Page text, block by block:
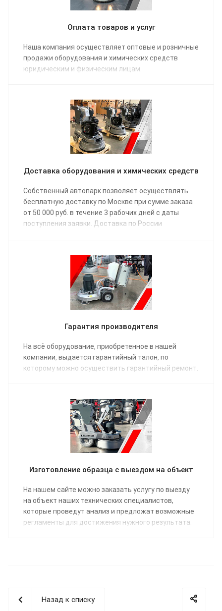
Оплата товаров и услуг
Наша компания осуществляет оптовые и розничные
продажи оборудования и химических средств
юридическим и физическим лицам.
Доставка оборудования и химических средств
Собственный автопарк позволяет осуществлять
бесплатную доставку по Москве при сумме заказа
от 50 000 руб. в течение 3 рабочих дней с даты
поступления заявки. Доставка по России
Гарантия производителя
На всё оборудование, приобретенное в нашей
компании, выдается гарантийный талон, по
которому можно осуществить гарантийный ремонт.
Изготовление образца с выездом на объект
На нашем сайте можно заказать услугу по выезду
на объект наших технических специалистов,
которые проведут анализ и предложат возможные
регламенты для достижения нужного результата.
Назад к списку